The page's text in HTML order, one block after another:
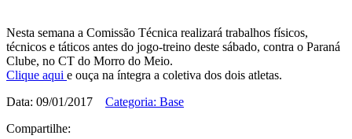
Nesta semana a Comissão Técnica realizará trabalhos físicos,
técnicos e táticos antes do jogo-treino deste sábado, contra o Paraná
Clube, no CT do Morro do Meio.
Clique aqui e ouça na íntegra a coletiva dos dois atletas.
Data: 09/01/2017
Categoria: Base
Compartilhe: